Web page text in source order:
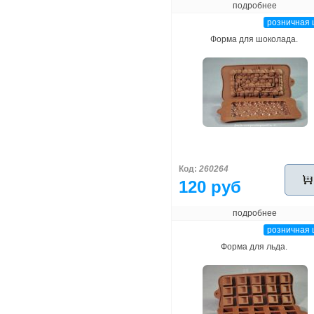
подробнее
розничная
Форма для шоколада.
Код: 260264
120 руб
подробнее
розничная
Форма для льда.